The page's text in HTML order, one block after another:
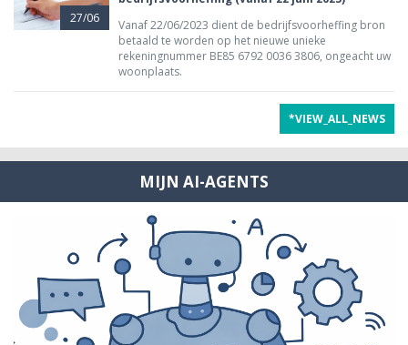
27/06
Vanaf 22/06/2023 dient de bedrijfsvoorheffing bron
betaald te worden op het nieuwe unieke
rekeningnummer BE85 6792 0036 3806, ongeacht uw
woonplaats.
*VIEW_ALL_NEWS
MIJN AI-AGENTS